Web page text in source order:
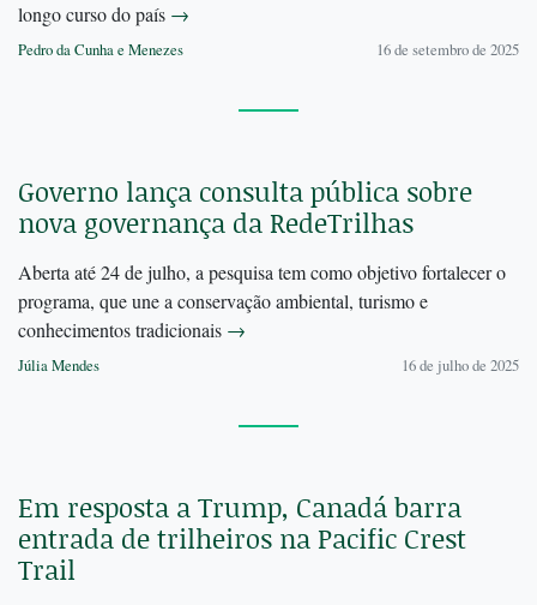
longo curso do país →
Pedro da Cunha e Menezes 16 de setembro de 2025
Governo lança consulta pública sobre
nova governança da RedeTrilhas
Aberta até 24 de julho, a pesquisa tem como objetivo fortalecer o
programa, que une a conservação ambiental, turismo e
conhecimentos tradicionais →
Júlia Mendes 16 de julho de 2025
Em resposta a Trump, Canadá barra
entrada de trilheiros na Pacific Crest
Trail